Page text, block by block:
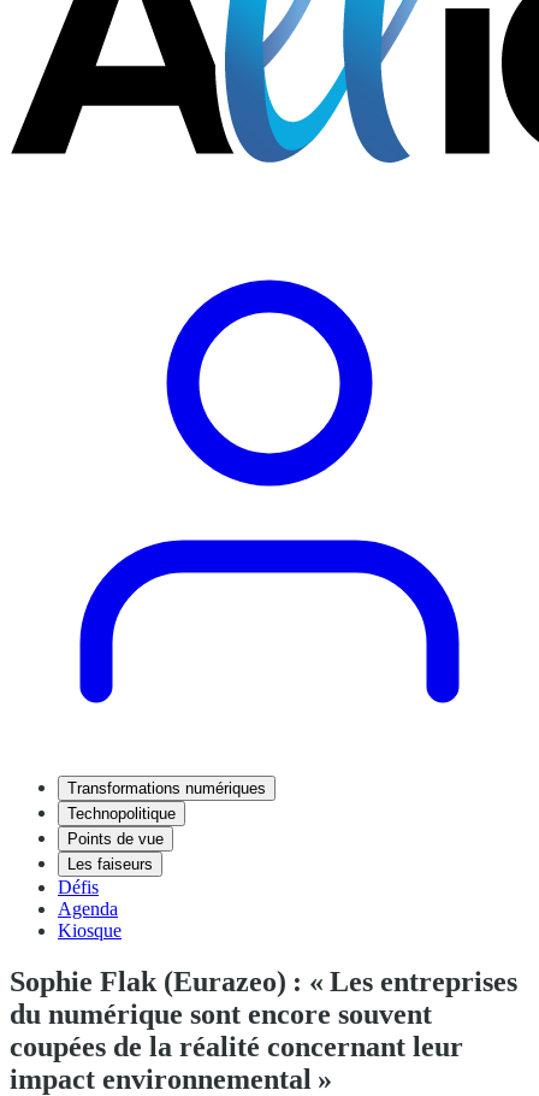
Transformations numériques
Technopolitique
Points de vue
Les faiseurs
Défis
Agenda
Kiosque
Sophie Flak (Eurazeo) : « Les entreprises
du numérique sont encore souvent
coupées de la réalité concernant leur
impact environnemental »